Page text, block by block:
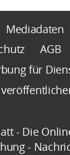
Mediadaten
AGB
für
- Die
-